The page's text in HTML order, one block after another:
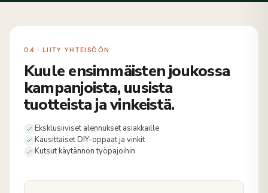
04 · LIITY YHTEISÖÖN
Kuule ensimmäisten joukossa
kampanjoista, uusista
tuotteista ja vinkeistä.
Eksklusiiviset alennukset asiakkaille
Kausittaiset DIY-oppaat ja vinkit
Kutsut käytännön työpajoihin